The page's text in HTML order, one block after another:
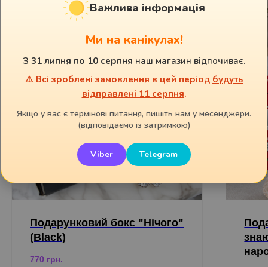
Подарунковий бокс "Нічого"
(Black)
770 грн.
Важлива інформація
Ми на канікулах!
З 31 липня по 10 серпня наш магазин відпочиває.
⚠️ Всі зроблені замовлення в цей період будуть
відправлені 11 серпня.
Якщо у вас є термінові питання, пишіть нам у месенджери.
(відповідаємо із затримкою)
Viber Telegram